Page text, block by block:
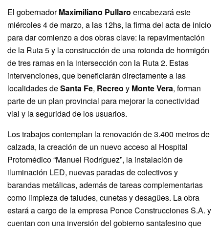
El gobernadorMaximiliano Pullaro encabezará este
miércoles 4 de marzo, a las 12hs, la firma del acta de inicio
para dar comienzo a dos obras clave: la repavimentación
de la Ruta 5 y la construcción de una rotonda de hormigón
de tres ramas en la intersección con la Ruta 2. Estas
intervenciones, que beneficiarán directamente a las
localidades deSanta Fe, Recreo y Monte Vera, forman
parte de un plan provincial para mejorar la conectividad
vial y la seguridad de los usuarios.
Los trabajos contemplan la renovación de 3.400 metros de
calzada, la creación de un nuevo acceso al Hospital
Protomédico “Manuel Rodríguez”, la instalación de
iluminación LED, nuevas paradas de colectivos y
barandas metálicas, además de tareas complementarias
como limpieza de taludes, cunetas y desagües. La obra
estará a cargo de la empresa Ponce Construcciones S.A. y
cuentan con una inversión del gobierno santafesino que